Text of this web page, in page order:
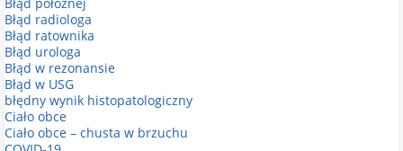
Błąd radiologa
Błąd ratownika
Błąd urologa
Błąd w rezonansie
Błąd w USG
błędny wynik histopatologiczny
Ciało obce
Ciało obce – chusta w brzuchu